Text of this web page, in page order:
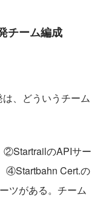
チーム編成
、どういうチーム
②StartrailのAPIサー
④Startbahn Cert.の
ツがある。チーム